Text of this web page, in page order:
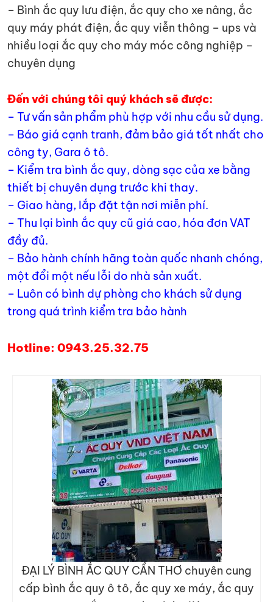
– Bình ắc quy lưu điện, ắc quy cho xe nâng, ắc
quy máy phát điện, ắc quy viễn thông – ups và
nhiều loại ắc quy cho máy móc công nghiệp –
chuyên dụng
Đến với chúng tôi quý khách sẽ được:
– Tư vấn sản phẩm phù hợp với nhu cầu sử dụng.
– Báo giá cạnh tranh, đảm bảo giá tốt nhất cho
công ty, Gara ô tô.
– Kiểm tra bình ắc quy, dòng sạc của xe bằng
thiết bị chuyên dụng trước khi thay.
– Giao hàng, lắp đặt tận nơi miễn phí.
– Thu lại bình ắc quy cũ giá cao, hóa đơn VAT
đầy đủ.
– Bảo hành chính hãng toàn quốc nhanh chóng,
một đổi một nếu lỗi do nhà sản xuất.
– Luôn có bình dự phòng cho khách sử dụng
trong quá trình kiểm tra bảo hành
Hotline: 0943.25.32.75
ĐẠI LÝ BÌNH ẮC QUY CẦN THƠ chuyên cung
cấp bình ắc quy ô tô, ắc quy xe máy, ắc quy